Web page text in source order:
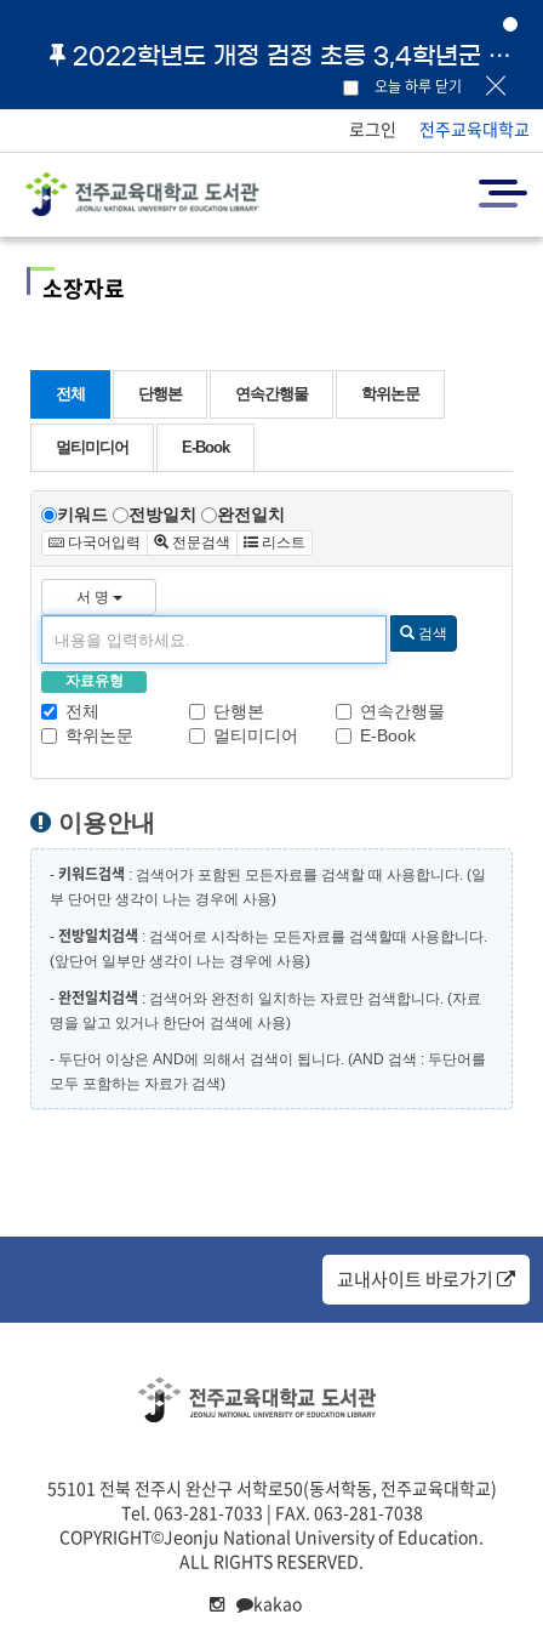
2022학년도 개정 검정 초등 3,4학년군 교과서 및 지도서 원문 링크 안내
오늘 하루 닫기
로그인 전주교육대학교
소장자료
전체 단행본 연속간행물 학위논문
멀티미디어 E-Book
키워드 전방일치 완전일치
다국어입력 전문검색 리스트
서 명
검색
자료유형
전체 단행본
연속간행물
학위논문
멀티미디어 E-Book
이용안내
-키워드검색 : 검색어가 포함된 모든자료를 검색할 때 사용합니다. (일
부 단어만 생각이 나는 경우에 사용)
-전방일치검색 : 검색어로 시작하는 모든자료를 검색할때 사용합니다.
(앞단어 일부만 생각이 나는 경우에 사용)
-완전일치검색 : 검색어와 완전히 일치하는 자료만 검색합니다. (자료
명을 알고 있거나 한단어 검색에 사용)
- 두단어 이상은 AND에 의해서 검색이 됩니다. (AND 검색 : 두단어를
모두 포함하는 자료가 검색)
교내사이트 바로가기
55101 전북 전주시 완산구 서학로50(동서학동, 전주교육대학교)
Tel. 063-281-7033 | FAX. 063-281-7038
COPYRIGHT©Jeonju National University of Education.
ALL RIGHTS RESERVED.
kakao